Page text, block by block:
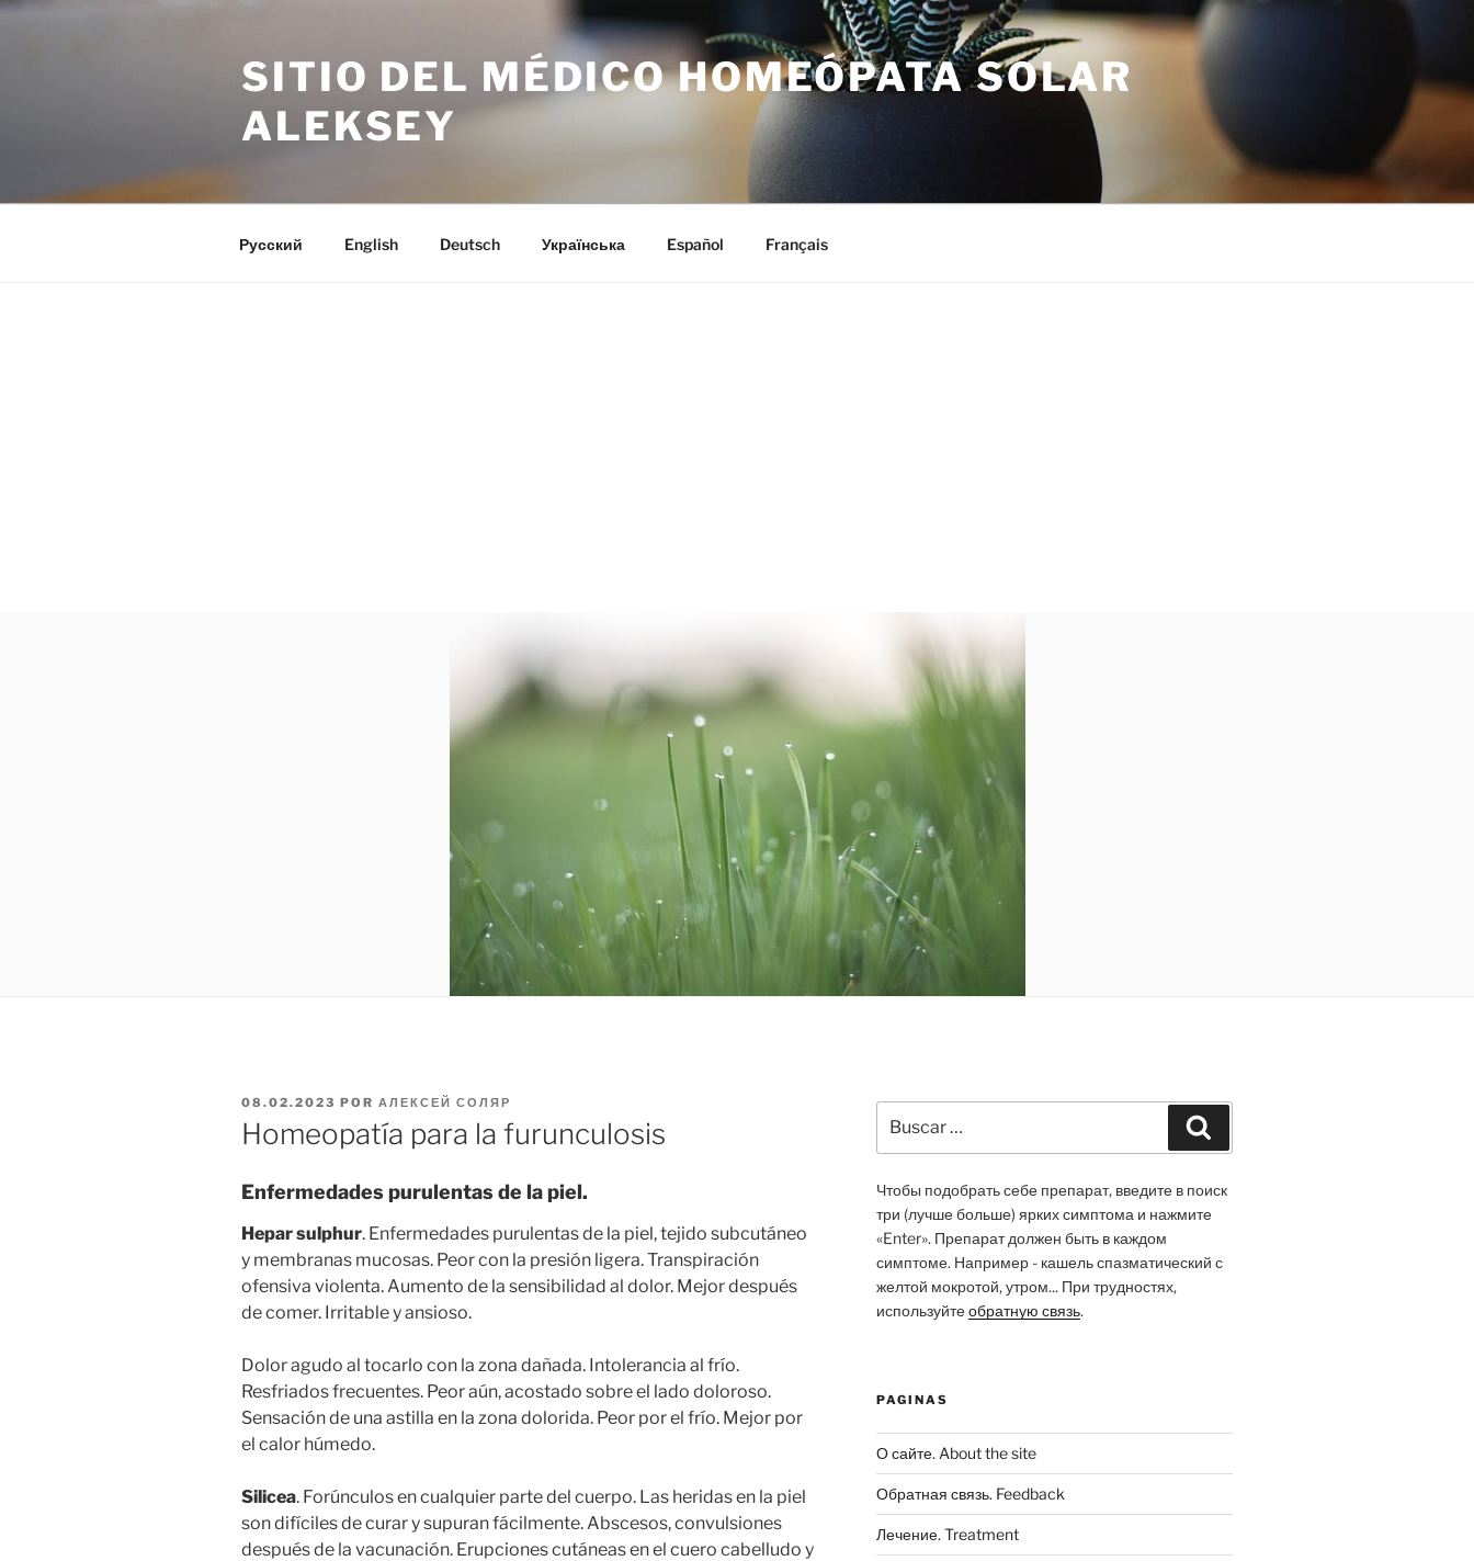
Saltar
SITIO DEL MÉDICO HOMEÓPATA SOLAR
ALEKSEY
Русский English Deutsch Українська Español Français
PUBLICADO
EL
08.02.2023 POR АЛЕКСЕЙ СОЛЯР
Homeopatía para la furunculosis
Enfermedades purulentas de la piel.
Hepar sulphur. Enfermedades purulentas de la piel, tejido subcutáneo
y membranas mucosas. Peor con la presión ligera. Transpiración
ofensiva violenta. Aumento de la sensibilidad al dolor. Mejor después
de comer. Irritable y ansioso.
Dolor agudo al tocarlo con la zona dañada. Intolerancia al frío.
Resfriados frecuentes. Peor aún, acostado sobre el lado doloroso.
Sensación de una astilla en la zona dolorida. Peor por el frío. Mejor por
el calor húmedo.
Silicea. Forúnculos en cualquier parte del cuerpo. Las heridas en la piel
son difíciles de curar y supuran fácilmente. Abscesos, convulsiones
después de la vacunación. Erupciones cutáneas en el cuero cabelludo y
por:
Чтобы подобрать себе препарат, введите в поиск
три (лучше больше) ярких симптома и нажмите
«Enter». Препарат должен быть в каждом
симптоме. Например - кашель спазматический с
желтой мокротой, утром... При трудностях,
используйтеобратную связь.
PAGINAS
О сайте. About the site
Обратная связь. Feedback
Лечение. Treatment